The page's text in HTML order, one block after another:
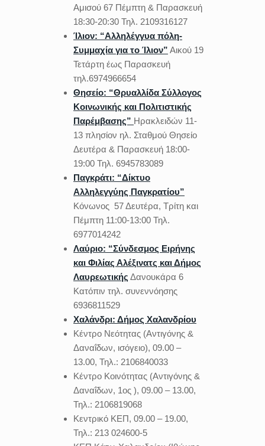
Αμισού 67 Πέμπτη & Παρασκευή
18:30-20:30 Τηλ. 2109316127
Ίλιον: “Αλληλέγγυα πόλη-
Συμμαχία για το Ίλιον” Αικού 19
Τετάρτη έως Παρασκευή
τηλ.6974966654
Θησείο: “Θρυαλλίδα Σύλλογος
Κοινωνικής και Πολιτιστικής
Παρέμβασης” Ηρακλειδών 11-
13 πλησίον ηλ. Σταθμού Θησείο
Δευτέρα & Παρασκευή 18:00-
19:00 Τηλ. 6945783089
Παγκράτι: “Δίκτυο
Αλληλεγγύης Παγκρατίου”
Κόνωνος 57 Δευτέρα, Τρίτη και
Πέμπτη 11:00-13:00 Τηλ.
6977014242
Λαύριο: “Σύνδεσμος Ειρήνης
και Φιλίας Αλέξινατς και Δήμος
Λαυρεωτικής Δανουκάρα 6
Κατόπιν τηλ. συνεννόησης
6936811529
Χαλάνδρι: Δήμος Χαλανδρίου
Κέντρο Νεότητας (Αντιγόνης &
Δαναΐδων, ισόγειο), 09.00 –
13.00, Τηλ.: 2106840033
Κέντρο Κοινότητας (Αντιγόνης &
Δαναΐδων, 1ος ), 09.00 – 13.00,
Τηλ.: 2106819068
Κεντρικό ΚΕΠ, 09.00 – 19.00,
Τηλ.: 213 024600-5